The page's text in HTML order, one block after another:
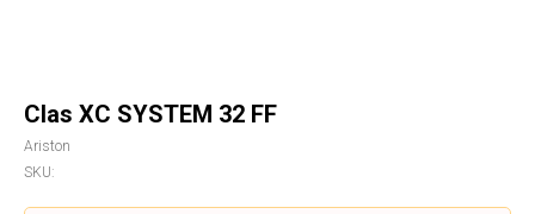
Clas XC SYSTEM 32 FF
Ariston
SKU: